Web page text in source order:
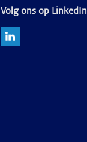
Volg ons op LinkedIn